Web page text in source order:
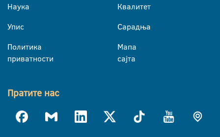
Наука
Упис
Политика
приватности
Квалитет
Сарадња
Мапа
сајта
Пратите нас